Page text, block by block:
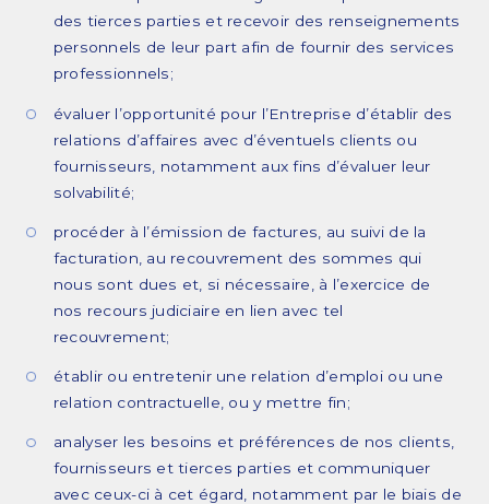
des tierces parties et recevoir des renseignements
personnels de leur part afin de fournir des services
professionnels;
évaluer l’opportunité pour l’Entreprise d’établir des
relations d’affaires avec d’éventuels clients ou
fournisseurs, notamment aux fins d’évaluer leur
solvabilité;
procéder à l’émission de factures, au suivi de la
facturation, au recouvrement des sommes qui
nous sont dues et, si nécessaire, à l’exercice de
nos recours judiciaire en lien avec tel
recouvrement;
établir ou entretenir une relation d’emploi ou une
relation contractuelle, ou y mettre fin;
analyser les besoins et préférences de nos clients,
fournisseurs et tierces parties et communiquer
avec ceux-ci à cet égard, notamment par le biais de